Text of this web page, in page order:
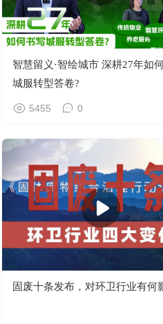
智慧留义·智绘城市 深耕27年如何书写
城服转型答卷?
5455 0
固废十条发布，对环卫行业有何